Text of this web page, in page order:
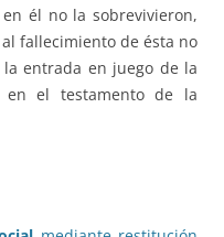
él no la sobrevivieron,
fallecimiento de ésta no
entrada en juego de la
en el testamento de la